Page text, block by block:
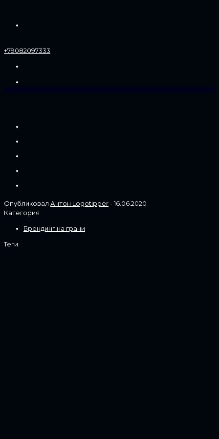
+79082097333
Опубликовал Антон Logotipper-16.06.2020
Категория
Брендинг на грани
Теги